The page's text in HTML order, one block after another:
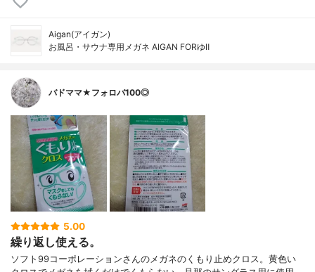
Aigan(アイガン)
お風呂・サウナ専用メガネ AIGAN FORゆⅡ
バドママ★フォロバ100◎
5.00
繰り返し使える。
ソフト99コーポレーションさんのメガネのくもり止めクロス。黄色い